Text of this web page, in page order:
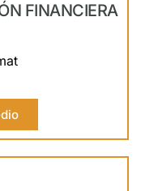
FINANCIERA